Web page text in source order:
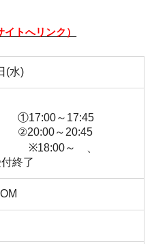
トへリンク）
(水)
①17:00～17:45
～20:45
～ 、
終了